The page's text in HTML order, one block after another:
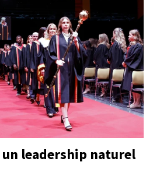
leadership naturel